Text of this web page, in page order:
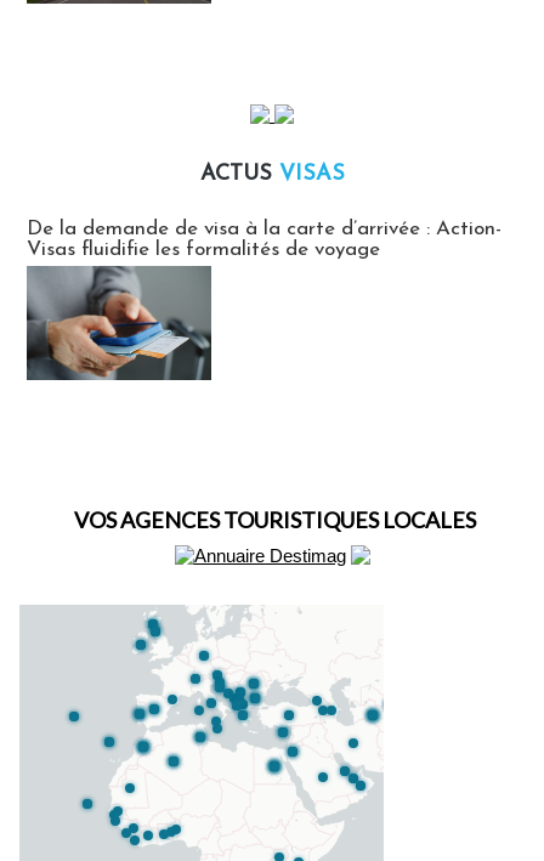
ACTUS VISAS
De la demande de visa à la carte d’arrivée : Action-
Visas fluidifie les formalités de voyage
VOS AGENCES TOURISTIQUES LOCALES